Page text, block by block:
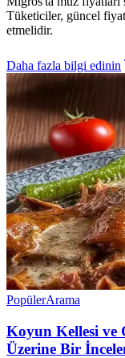
Tüketiciler, güncel
etmelidir.
Daha fazla bilgi edinin
PopülerArama
Koyun Kellesi ve
Üzerine Bir